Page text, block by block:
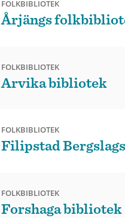
FOLKBIBLIOTEK
Årjängs
FOLKBIBLIOTEK
Arvika bibliotek
FOLKBIBLIOTEK
Filipstad
FOLKBIBLIOTEK
Forshaga bibliotek